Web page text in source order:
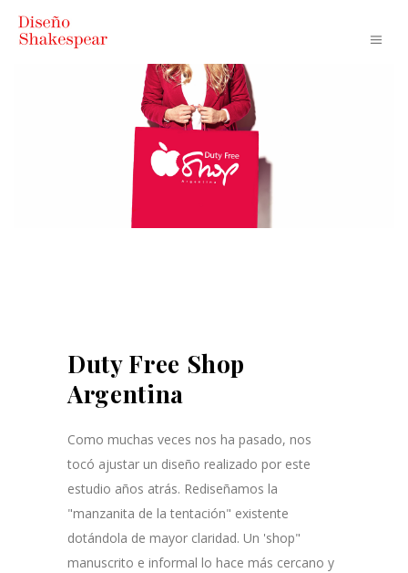
Duty Free Shop
Argentina
Como muchas veces nos ha pasado, nos
tocó ajustar un diseño realizado por este
estudio años atrás. Rediseñamos la
"manzanita de la tentación" existente
dotándola de mayor claridad. Un 'shop"
manuscrito e informal lo hace más cercano y